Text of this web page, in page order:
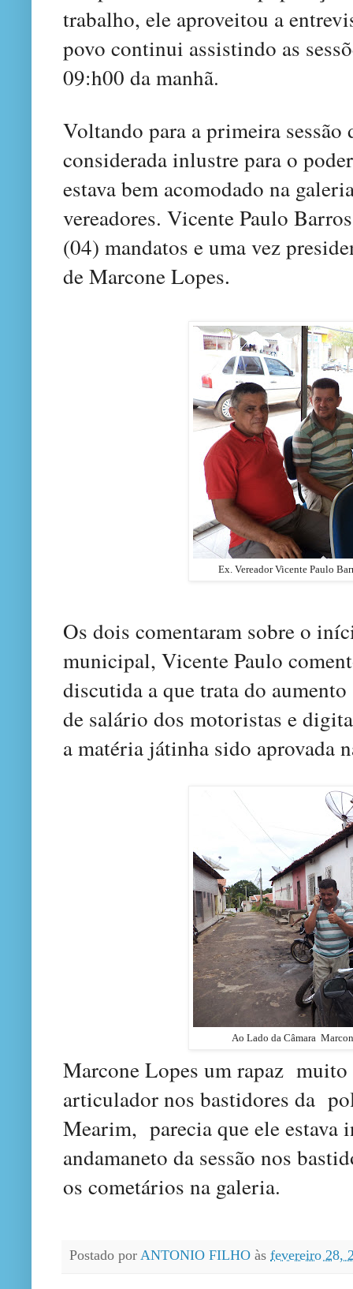
trabalho, ele aproveitou a
povo continui assistindo as
09:h00 da manhã.
Voltando para aprimeira
considerada inlustre para o
estavabem acomodado na
vereadores. Vicente Paulo
(04) mandatos e uma vez p
de MarconeLopes.
Ex. Vereador Vicente Paulo
Os dois comentaram sobre o
municipal, Vicente Paulo
discutida a que trata do aumento
de salário dos motoristas e
a matéria játinha sido aprovada
Ao Lado da Câmara
Marcone Lopes um rapaz
articulador nos bastidores da
Mearim, parecia que ele estava
andamaneto da sessão nos
os cometários na galeria.
Postado por ANTONIO FILHO às fevereiro 28,